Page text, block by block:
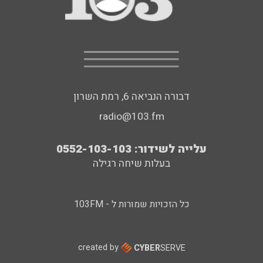
דבורה הנביאה 6, רמת השרון
radio@103.fm
עלייה לשידור: 0552-103-103
בעלות שיחה רגילה
כל הזכויות שמורות ל - 103FM
created by CYBERSERVE